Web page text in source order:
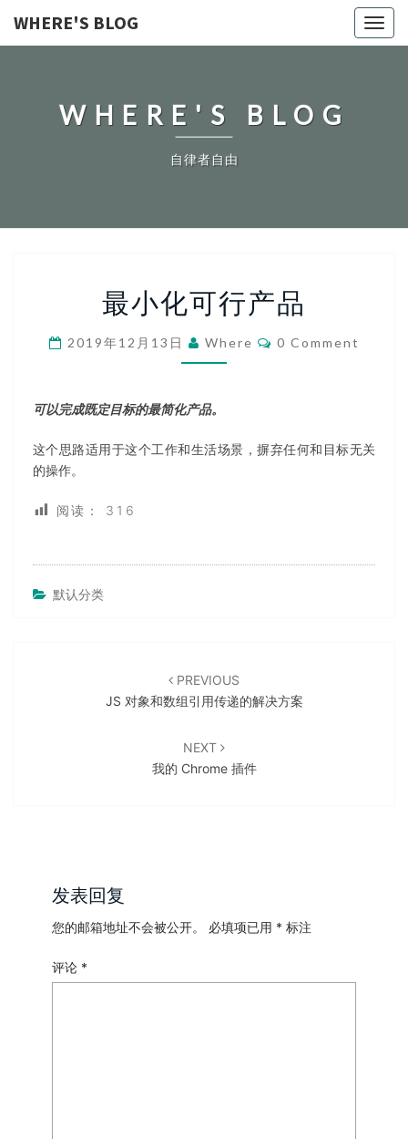
WHERE'S BLOG
WHERE'S BLOG
自律者自由
小
化
可
行
品
最小化可行产品
2019年12月13日 Where Comments
0 Comment
可以完成既定目标的最简化产品。
这个思路适用于这个工作和生活场景，摒弃任何和目标无关
的操作。
阅读： 316
默认分类
PREVIOUS
JS 对象和数组引用传递的解决方案
NEXT
我的 Chrome 插件
发表回复
您的邮箱地址不会被公开。 必填项已用 * 标注
评论 *